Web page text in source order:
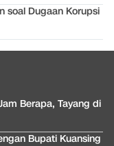
soal Dugaan Korupsi
Berapa, Tayang di
Bupati Kuansing